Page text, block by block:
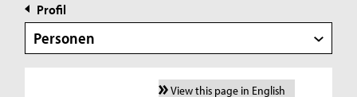
Profil
Personen
View this page in English